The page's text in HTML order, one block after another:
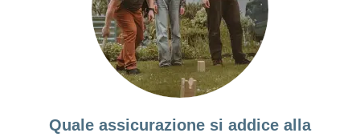
Quale assicurazione si addice alla